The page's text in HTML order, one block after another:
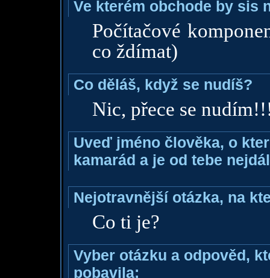
Ve kterém obchode by sis
Počítačové
co ždímat)
Co děláš, když se nudíš?
Nic, přece se
Uveď jméno člověka, o
kamarád a je od tebe
Nejotravnější otázka, na
Co ti je?
Vyber otázku a odpověd,
pobavila: